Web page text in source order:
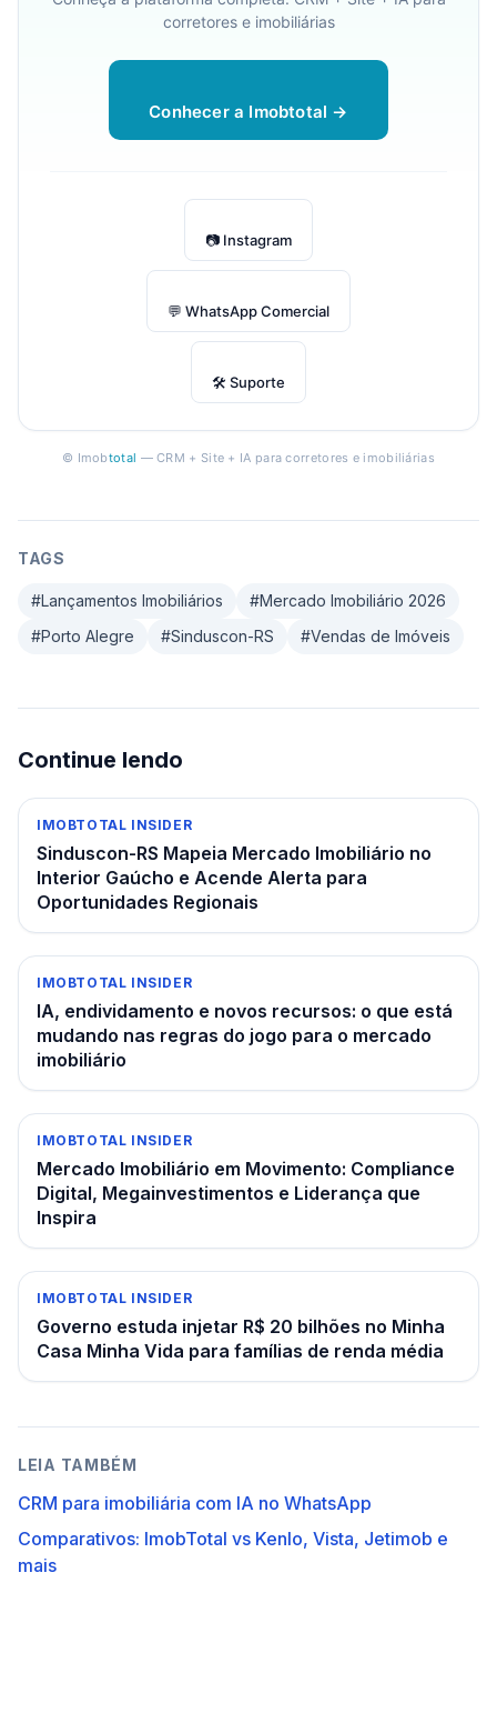
corretores e imobiliárias
Conhecer a Imobtotal →
📷 Instagram
💬 WhatsApp Comercial
🛠 Suporte
© Imobtotal — CRM + Site + IA para corretores e imobiliárias
TAGS
#Lançamentos Imobiliários #Mercado Imobiliário 2026
#Porto Alegre #Sinduscon-RS #Vendas de Imóveis
Continue lendo
IMOBTOTAL INSIDER
Sinduscon-RS Mapeia Mercado Imobiliário no
Interior Gaúcho e Acende Alerta para
Oportunidades Regionais
IMOBTOTAL INSIDER
IA, endividamento e novos recursos: o que está
mudando nas regras do jogo para o mercado
imobiliário
IMOBTOTAL INSIDER
Mercado Imobiliário em Movimento: Compliance
Digital, Megainvestimentos e Liderança que
Inspira
IMOBTOTAL INSIDER
Governo estuda injetar R$ 20 bilhões no Minha
Casa Minha Vida para famílias de renda média
LEIA TAMBÉM
CRM para imobiliária com IA no WhatsApp
Comparativos: ImobTotal vs Kenlo, Vista, Jetimob e
mais